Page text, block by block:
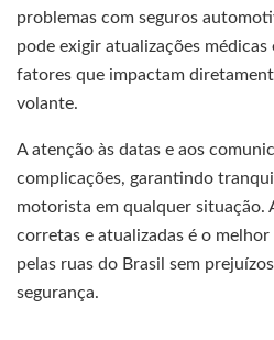
problemas com seguros
pode exigir atualizações médicas
fatores que impactam
volante.
A atenção às datas e aos
complicações, garantindo
motorista em qualquer situação.
corretas e atualizadas é o
pelas ruas do Brasil sem
segurança.